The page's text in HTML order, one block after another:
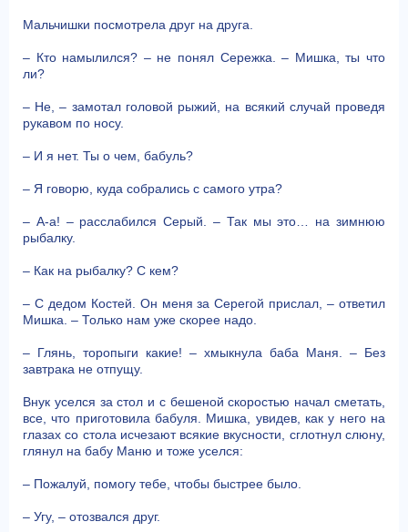
Мальчишки посмотрела друг на друга.
– Кто намылился? – не понял Сережка. – Мишка, ты что
ли?
– Не, – замотал головой рыжий, на всякий случай проведя
рукавом по носу.
– И я нет. Ты о чем, бабуль?
– Я говорю, куда собрались с самого утра?
– А-а! – расслабился Серый. – Так мы это… на зимнюю
рыбалку.
– Как на рыбалку? С кем?
– С дедом Костей. Он меня за Серегой прислал, – ответил
Мишка. – Только нам уже скорее надо.
– Глянь, торопыги какие! – хмыкнула баба Маня. – Без
завтрака не отпущу.
Внук уселся за стол и с бешеной скоростью начал сметать,
все, что приготовила бабуля. Мишка, увидев, как у него на
глазах со стола исчезают всякие вкусности, сглотнул слюну,
глянул на бабу Маню и тоже уселся:
– Пожалуй, помогу тебе, чтобы быстрее было.
– Угу, – отозвался друг.